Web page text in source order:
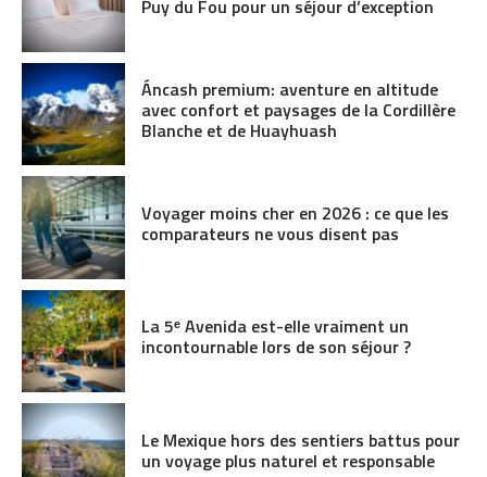
Puy du Fou pour un séjour d’exception
Áncash premium: aventure en altitude
avec confort et paysages de la Cordillère
Blanche et de Huayhuash
Voyager moins cher en 2026 : ce que les
comparateurs ne vous disent pas
La 5ᵉ Avenida est-elle vraiment un
incontournable lors de son séjour ?
Le Mexique hors des sentiers battus pour
un voyage plus naturel et responsable